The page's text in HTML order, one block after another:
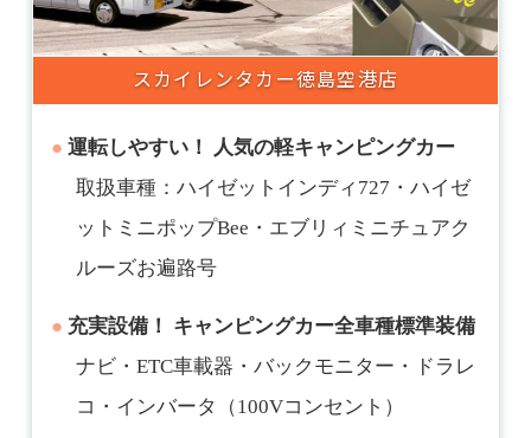
スカイレンタカー徳島空港店
運転しやすい！
人気の軽キャンピングカー
取扱車種：ハイゼットインディ727・ハイゼ
ットミニポップBee・エブリィミニチュアク
ルーズお遍路号
充実設備！ キャンピングカー全車種標準装備
ナビ・ETC車載器・バックモニター・ドラレ
コ・インバータ（100Vコンセント）